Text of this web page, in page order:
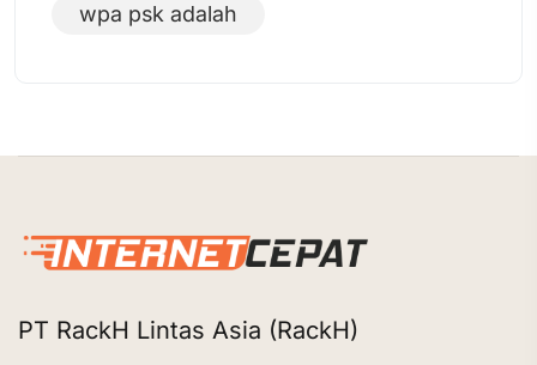
wpa psk adalah
PT RackH Lintas Asia (RackH)